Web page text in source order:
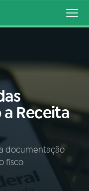
Receita
documentação
fisco